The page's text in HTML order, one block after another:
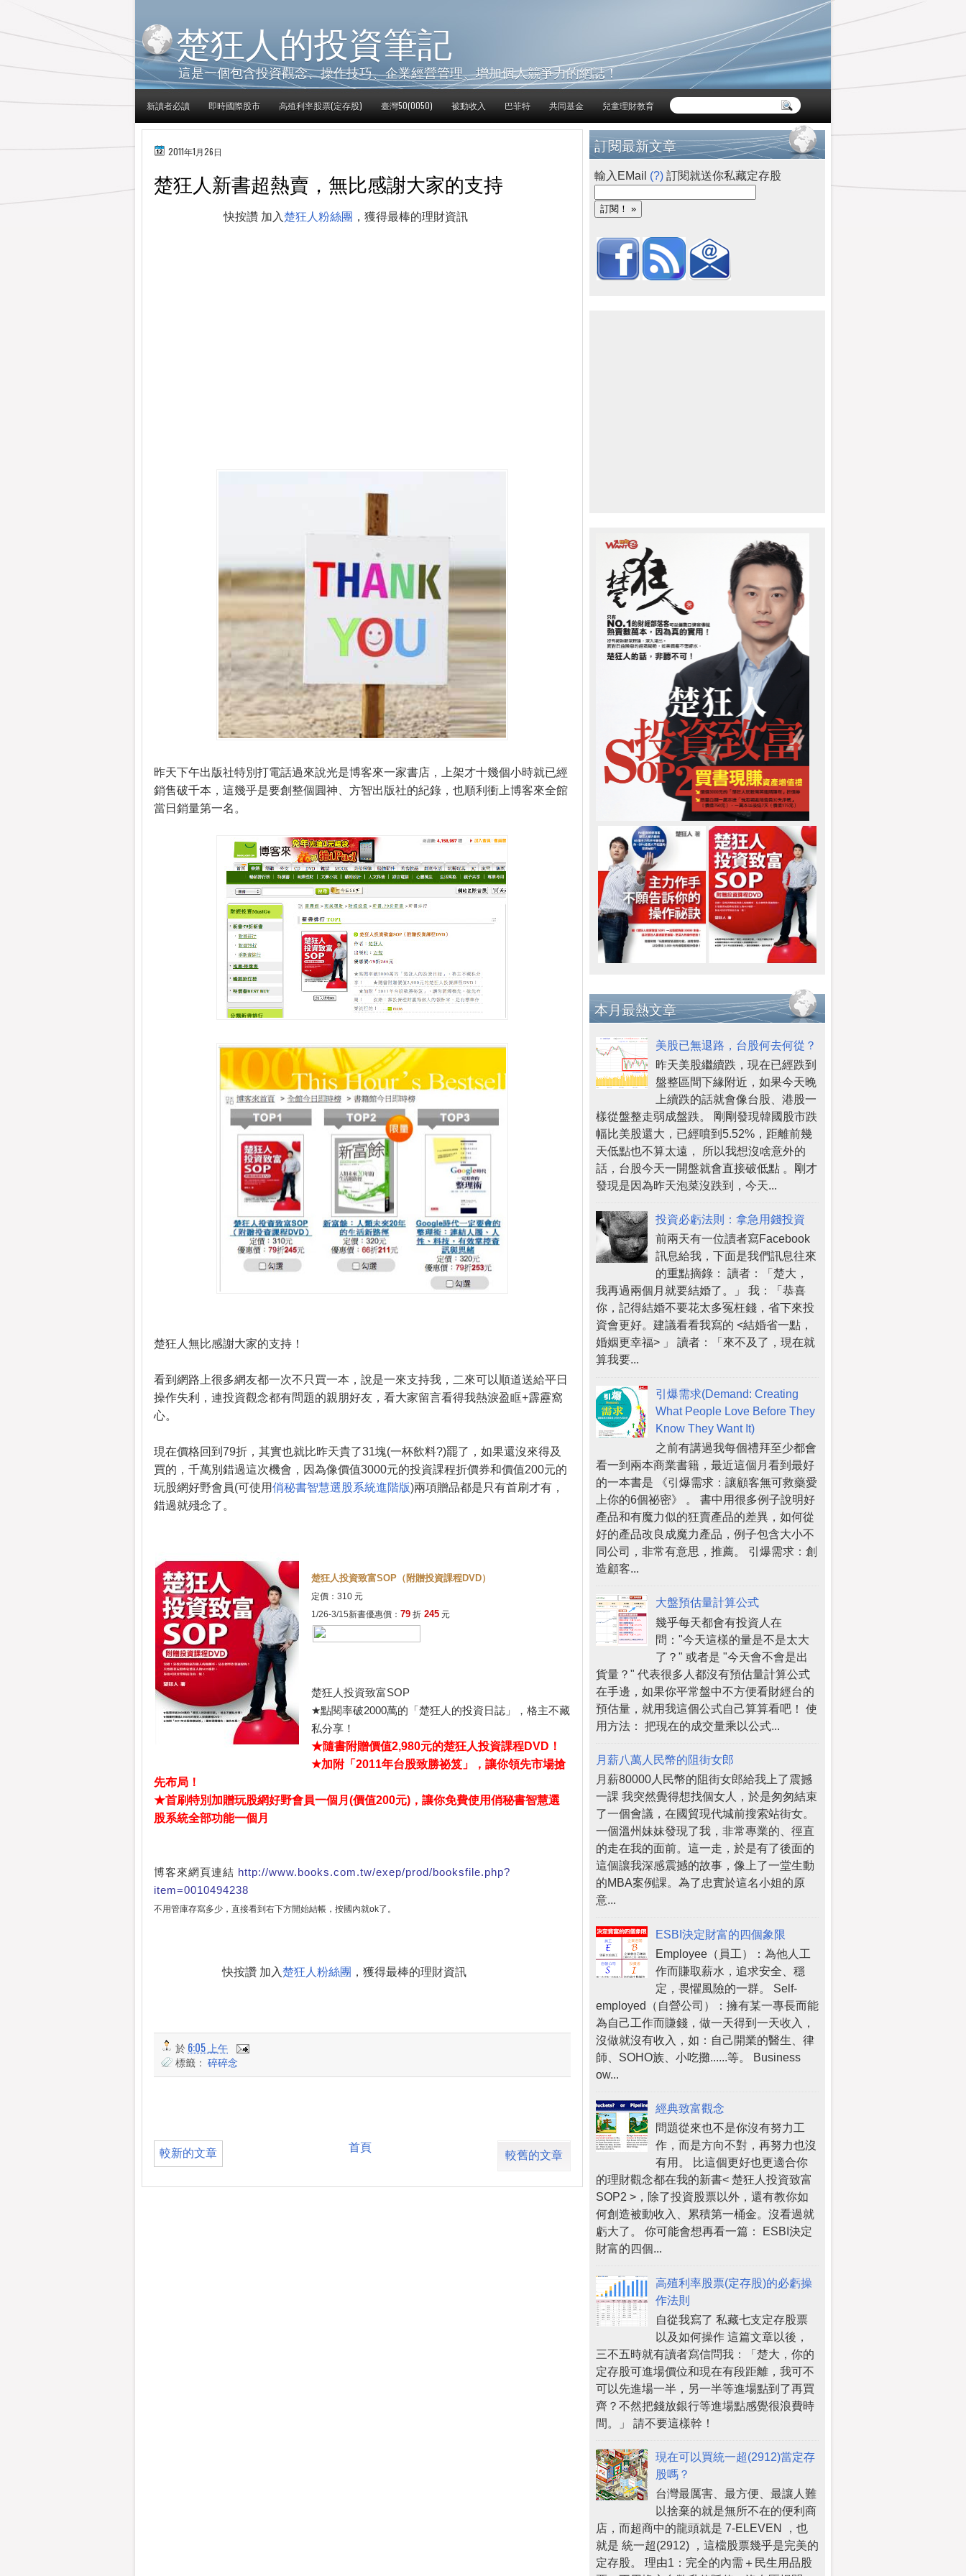
楚狂人的投資筆記
這是一個包含投資觀念、操作技巧、企業經營管理、增加個人競爭力的網誌！
新讀者必讀 即時國際股市 高殖利率股票(定存股) 臺灣50(0050) 被動收入 巴菲特 共同基金 兒童理財教育
2011年1月26日
楚狂人新書超熱賣，無比感謝大家的支持
快按讚 加入楚狂人粉絲團 ，獲得最棒的理財資訊
昨天下午出版社特別打電話過來說光是博客來一家書店，上架才十幾個小時就已經
銷售破千本，這幾乎是要創整個圓神、方智出版社的紀錄，也順利衝上博客來全館
當日銷量第一名。
楚狂人無比感謝大家的支持！
看到網路上很多網友都一次不只買一本，說是一來支持我，二來可以順道送給平日
操作失利，連投資觀念都有問題的親朋好友，看大家留言看得我熱淚盈眶+霹靂窩
心。
現在價格回到79折，其實也就比昨天貴了31塊(一杯飲料?)罷了，如果還沒來得及
買的，千萬別錯過這次機會，因為像價值3000元的投資課程折價券和價值200元的
玩股網好野會員(可使用俏秘書智慧選股系統進階版)兩項贈品都是只有首刷才有，
錯過就殘念了。
楚狂人投資致富SOP（附贈投資課程DVD）
定價：310 元
1/26-3/15新書優惠價： 79 折 245 元
楚狂人投資致富SOP
★點閱率破2000萬的「楚狂人的投資日誌」，格主不藏
私分享！
★隨書附贈價值2,980元的楚狂人投資課程DVD！
★加附「2011年台股致勝祕笈」，讓你領先市場搶
先布局！
★首刷特別加贈玩股網好野會員一個月(價值200元)，讓你免費使用俏秘書智慧選
股系統全部功能一個月
博客來網頁連結 http://www.books.com.tw/exep/prod/booksfile.php?
item=0010494238
不用管庫存寫多少，直接看到右下方開始結帳，按國內就ok了。
快按讚 加入楚狂人粉絲團 ，獲得最棒的理財資訊
於6:05 上午
標籤： 碎碎念
較新的文章 較舊的文章
首頁
訂閱最新文章
輸入EMail (?) 訂閱就送你私藏定存股
本月最熱文章
美股已無退路，台股何去何從？
昨天美股繼續跌，現在已經跌到
盤整區間下緣附近，如果今天晚
上續跌的話就會像台股、港股一
樣從盤整走弱成盤跌。 剛剛發現韓國股市跌
幅比美股還大，已經噴到5.52%，距離前幾
天低點也不算太遠， 所以我想沒啥意外的
話，台股今天一開盤就會直接破低點 。剛才
發現是因為昨天泡菜沒跌到，今天...
投資必虧法則：拿急用錢投資
前兩天有一位讀者寫Facebook
訊息給我，下面是我們訊息往來
的重點摘錄： 讀者：「楚大，
我再過兩個月就要結婚了。」 我：「恭喜
你，記得結婚不要花太多冤枉錢，省下來投
資會更好。建議看看我寫的 <結婚省一點，
婚姻更幸福> 」 讀者：「來不及了，現在就
算我要...
引爆需求(Demand: Creating
What People Love Before They
Know They Want It)
之前有講過我每個禮拜至少都會
看一到兩本商業書籍，最近這個月看到最好
的一本書是 《引爆需求：讓顧客無可救藥愛
上你的6個祕密》 。 書中用很多例子說明好
產品和有魔力似的狂賣產品的差異，如何從
好的產品改良成魔力產品，例子包含大小不
同公司，非常有意思，推薦。 引爆需求：創
造顧客...
大盤預估量計算公式
幾乎每天都會有投資人在
問："今天這樣的量是不是太大
了？" 或者是 "今天會不會是出
貨量？" 代表很多人都沒有預估量計算公式
在手邊，如果你平常盤中不方便看財經台的
預估量，就用我這個公式自己算算看吧！ 使
用方法： 把現在的成交量乘以公式...
月薪八萬人民幣的阻街女郎
月薪80000人民幣的阻街女郎給我上了震撼
一課 我突然覺得想找個女人，於是匆匆結束
了一個會議，在國貿現代城前搜索站街女。
一個溫州妹妹發現了我，非常專業的、徑直
的走在我的面前。這一走，於是有了後面的
這個讓我深感震撼的故事，像上了一堂生動
的MBA案例課。為了忠實於這名小姐的原
意...
ESBI決定財富的四個象限
Employee（員工）：為他人工
作而賺取薪水，追求安全、穩
定，畏懼風險的一群。 Self-
employed（自營公司）：擁有某一專長而能
為自己工作而賺錢，做一天得到一天收入，
沒做就沒有收入，如：自己開業的醫生、律
師、SOHO族、小吃攤......等。 Business
ow...
經典致富觀念
問題從來也不是你沒有努力工
作，而是方向不對，再努力也沒
有用。 比這個更好也更適合你
的理財觀念都在我的新書< 楚狂人投資致富
SOP2 >，除了投資股票以外，還有教你如
何創造被動收入、累積第一桶金。沒看過就
虧大了。 你可能會想再看一篇： ESBI決定
財富的四個...
高殖利率股票(定存股)的必虧操
作法則
自從我寫了 私藏七支定存股票
以及如何操作 這篇文章以後，
三不五時就有讀者寫信問我：「楚大，你的
定存股可進場價位和現在有段距離，我可不
可以先進場一半，另一半等進場點到了再買
齊？不然把錢放銀行等進場點感覺很浪費時
間。」 請不要這樣幹！
現在可以買統一超(2912)當定存
股嗎？
台灣最厲害、最方便、最讓人難
以捨棄的就是無所不在的便利商
店，而超商中的龍頭就是 7-ELEVEN ，也
就是 統一超(2912) ，這檔股票幾乎是完美的
定存股。 理由1：完全的內需＋民生用品股